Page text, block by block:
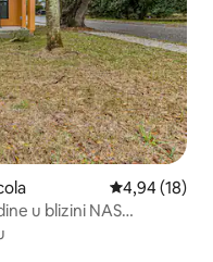
prosječna
4,94 (18)
u blizini NAS